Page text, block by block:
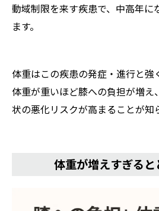
動域制限を来す疾患で、中高年に
ます。
体重はこの疾患の発症・進行と強
体重が重いほど膝への負担が増
状の悪化リスクが高まることが知
体重が増えすぎる